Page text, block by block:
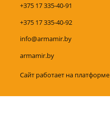
+375 17 335-40-91
+375 17 335-40-92
info@armamir.by
armamir.by
Сайт работает на платформе